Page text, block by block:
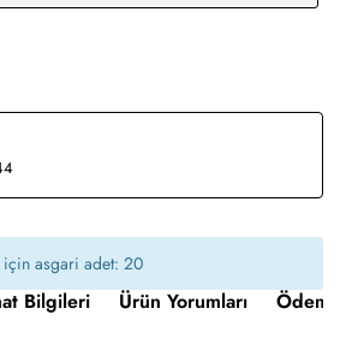
için asgari adet: 20
Bilgileri Ürün Yorumları Ödeme